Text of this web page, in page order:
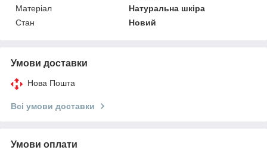
Матеріал
Натуральна шкіра
Стан
Новий
Умови доставки
Нова Пошта
Всі умови доставки
Умови оплати